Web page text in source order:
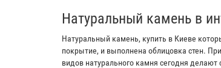
Натуральный камень в
Натуральный камень, купить в Киеве
покрытие, и выполнена облицовка стен.
видов натурального камня сегодня